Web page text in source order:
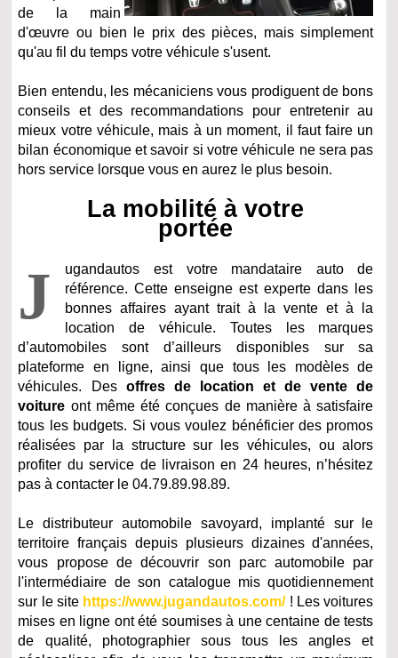
de la main
d'œuvre ou bien le prix des pièces, mais simplement
qu'au fil du temps votre véhicule s'usent.
Bien entendu, les mécaniciens vous prodiguent de bons
conseils et des recommandations pour entretenir au
mieux votre véhicule, mais à un moment, il faut faire un
bilan économique et savoir si votre véhicule ne sera pas
hors service lorsque vous en aurez le plus besoin.
La mobilité à votre
portée
J
ugandautos est votre mandataire auto de
référence. Cette enseigne est experte dans les
bonnes affaires ayant trait à la vente et à la
location de véhicule. Toutes les marques
d’automobiles sont d’ailleurs disponibles sur sa
plateforme en ligne, ainsi que tous les modèles de
véhicules. Des offres de location et de vente de
voiture ont même été conçues de manière à satisfaire
tous les budgets. Si vous voulez bénéficier des promos
réalisées par la structure sur les véhicules, ou alors
profiter du service de livraison en 24 heures, n’hésitez
pas à contacter le 04.79.89.98.89.
Le distributeur automobile savoyard, implanté sur le
territoire français depuis plusieurs dizaines d'années,
vous propose de découvrir son parc automobile par
l'intermédiaire de son catalogue mis quotidiennement
sur le site https://www.jugandautos.com/! Les voitures
mises en ligne ont été soumises à une centaine de tests
de qualité, photographier sous tous les angles et